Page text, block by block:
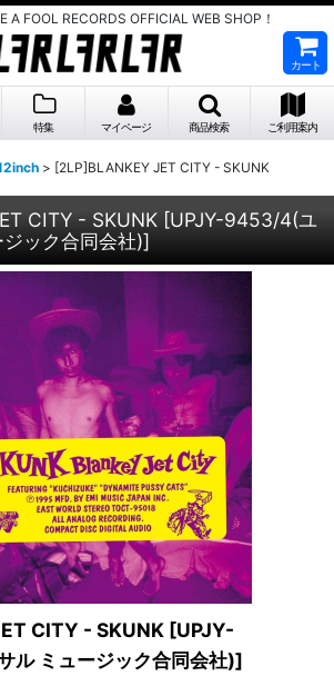
A FOOL RECORDS OFFICIAL WEB SHOP！
カート
特集 マイページ 商品検索 ご利用案内
> [2LP]BLANKEY JET CITY - SKUNK
CITY - SKUNK [UPJY-9453/4(ユ
ック合同会社)]
CITY - SKUNK [UPJY-
ミュージック合同会社)]